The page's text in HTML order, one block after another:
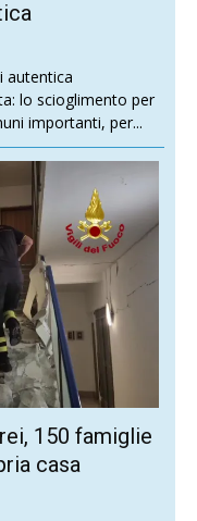
autentica
lo scioglimento per
importanti, per...
150 famiglie
casa